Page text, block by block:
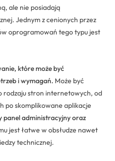
ale nie posiadają
Jednym z cenionych przez
oprogramowań tego typu jest
które może być
i wymagań. Może być
rodzaju stron internetowych, od
po skomplikowane aplikacje
panel administracyjny oraz
jest łatwe w obsłudze nawet
technicznej.